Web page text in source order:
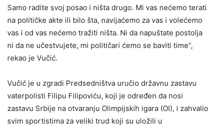
Samo radite svoj posao i ništa drugo. Mi vas nećemo terati
na političke akte ili bilo šta, navijaćemo za vas i volećemo
vas i od vas nećemo tražiti ništa. Ni da napuštate postolja
ni da ne učestvujete, mi političari ćemo se baviti time“,
rekao je Vučić.
Vučić je u zgradi Predsedništva uručio državnu zastavu
vaterpolisti Filipu Filipoviću, koji je određen da nosi
zastavu Srbije na otvaranju Olimpijskih igara (OI), i zahvalio
svim sportistima za veliki trud koji su uložili u